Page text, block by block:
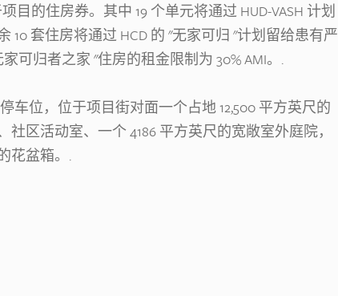
目的住房券。其中 19 个单元将通过 HUD-VASH 计划
10 套住房将通过 HCD 的 "无家可归 "计划留给患有严
可归者之家 "住房的租金限制为 30% AMI。.
车位，位于项目街对面一个占地 12,500 平方英尺的
区活动室、一个 4186 平方英尺的宽敞室外庭院，
花盆箱。.